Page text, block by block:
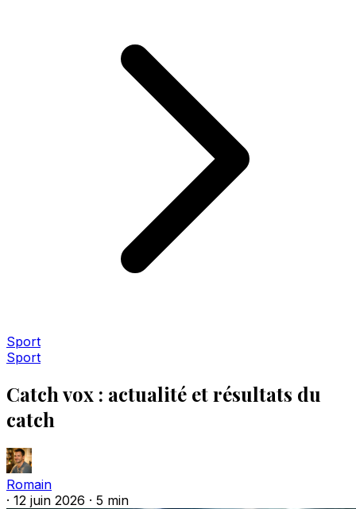
Sport
Sport
Catch vox : actualité et résultats du
catch
Romain
· 12 juin 2026 · 5 min